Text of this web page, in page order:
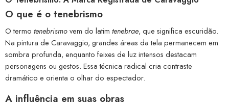
O que é o tenebrismo
O termo tenebrismovem do latim tenebrae, que significa escuridão.
Na pintura de Caravaggio, grandes áreas da tela permanecem em
sombra profunda, enquanto feixes de luz intensos destacam
personagens ou gestos. Essa técnica radical cria contraste
dramático e orienta o olhar do espectador.
A influência em suas obras